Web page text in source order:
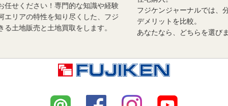
験
ジ
フジケンジャーナルでは、分譲と賃貸のメリット・
デメリットを比較。
あなたなら、どちらを選びますか？
多